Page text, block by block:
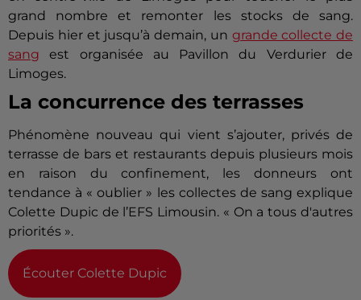
grand nombre et remonter les stocks de sang.
Depuis hier et jusqu’à demain, un grande collecte de
sang est organisée au Pavillon du Verdurier de
Limoges.
La concurrence des terrasses
Phénomène nouveau qui vient s’ajouter, privés de
terrasse de bars et restaurants depuis plusieurs mois
en raison du confinement, les donneurs ont
tendance à « oublier » les collectes de sang explique
Colette Dupic de l’EFS Limousin. « On a tous d'autres
priorités ».
Écouter Colette Dupic